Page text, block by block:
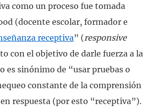
como un proceso fue tomada
(docente escolar, formador e
receptiva” (responsive
con el objetivo de darle fuerza a la
es sinónimo de “usar pruebas o
constante de la comprensión
respuesta (por esto “receptiva”).